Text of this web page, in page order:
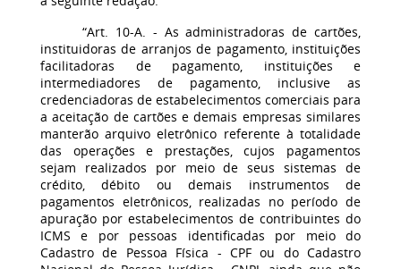
“Art. 10-A. - As administradoras de cartões,
instituidoras de arranjos de pagamento, instituições
facilitadoras de pagamento, instituições e
intermediadores de pagamento, inclusive as
credenciadoras de estabelecimentos comerciais para
a aceitação de cartões e demais empresas similares
manterão arquivo eletrônico referente à totalidade
das operações e prestações, cujos pagamentos
sejam realizados por meio de seus sistemas de
crédito, débito ou demais instrumentos de
pagamentos eletrônicos, realizadas no período de
apuração por estabelecimentos de contribuintes do
ICMS e por pessoas identificadas por meio do
Cadastro de Pessoa Física - CPF ou do Cadastro